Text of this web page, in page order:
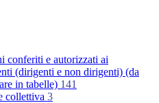
conferiti e autorizzati ai
(dirigenti e non dirigenti) (da
in tabelle) 141
collettiva 3